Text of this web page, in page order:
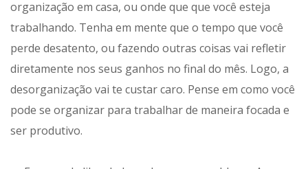
organização em casa, ou onde que que você esteja
trabalhando. Tenha em mente que o tempo que você
perde desatento, ou fazendo outras coisas vai refletir
diretamente nos seus ganhos no final do mês. Logo, a
desorganização vai te custar caro. Pense em como você
pode se organizar para trabalhar de maneira focada e
ser produtivo.